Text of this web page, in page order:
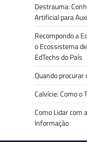
Destrauma:
Artificial para
Recompondo a
o Ecossistema
EdTechs do País
Quando
Calvície: Como o
Como Lidar com
Informação